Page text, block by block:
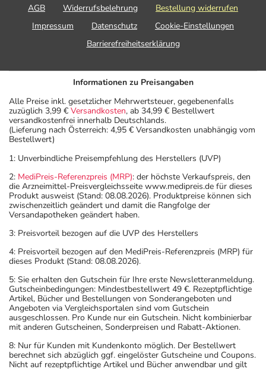
AGB Widerrufsbelehrung
Bestellung widerrufen
Impressum
Datenschutz
Cookie-Einstellungen
Barrierefreiheitserklärung
Informationen zu Preisangaben
Alle Preise inkl. gesetzlicher Mehrwertsteuer, gegebenenfalls
zuzüglich 3,99 € Versandkosten, ab 34,99 € Bestellwert
versandkostenfrei innerhalb Deutschlands.
(Lieferung nach Österreich: 4,95 € Versandkosten unabhängig vom
Bestellwert)
1: Unverbindliche Preisempfehlung des Herstellers (UVP)
2: MediPreis-Referenzpreis (MRP): der höchste Verkaufspreis, den
die Arzneimittel-Preisvergleichsseite www.medipreis.de für dieses
Produkt ausweist (Stand: 08.08.2026). Produktpreise können sich
zwischenzeitlich geändert und damit die Rangfolge der
Versandapotheken geändert haben.
3: Preisvorteil bezogen auf die UVP des Herstellers
4: Preisvorteil bezogen auf den MediPreis-Referenzpreis (MRP) für
dieses Produkt (Stand: 08.08.2026).
5: Sie erhalten den Gutschein für Ihre erste Newsletteranmeldung.
Gutscheinbedingungen: Mindestbestellwert 49 €. Rezeptpflichtige
Artikel, Bücher und Bestellungen von Sonderangeboten und
Angeboten via Vergleichsportalen sind vom Gutschein
ausgeschlossen. Pro Kunde nur ein Gutschein. Nicht kombinierbar
mit anderen Gutscheinen, Sonderpreisen und Rabatt-Aktionen.
8: Nur für Kunden mit Kundenkonto möglich. Der Bestellwert
berechnet sich abzüglich ggf. eingelöster Gutscheine und Coupons.
Nicht auf rezeptpflichtige Artikel und Bücher anwendbar und gilt